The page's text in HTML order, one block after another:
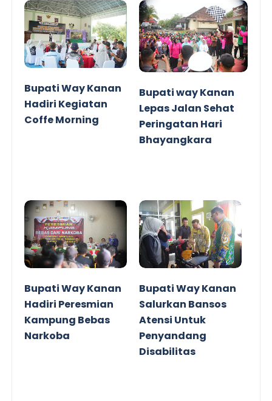
Bupati Way Kanan
Hadiri Kegiatan
Coffe Morning
Bupati way Kanan
Lepas Jalan Sehat
Peringatan Hari
Bhayangkara
Bupati Way Kanan
Hadiri Peresmian
Kampung Bebas
Narkoba
Bupati Way Kanan
Salurkan Bansos
Atensi Untuk
Penyandang
Disabilitas